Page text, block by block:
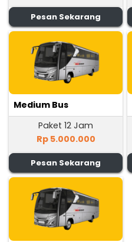
Pesan Sekarang
Medium Bus
Paket 12 Jam
Rp 5.000.000
Pesan Sekarang